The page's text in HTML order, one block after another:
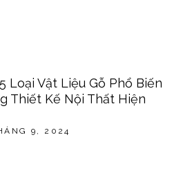
Loại Vật Liệu Gỗ Phổ Biến
Thiết Kế Nội Thất Hiện
9, 2024